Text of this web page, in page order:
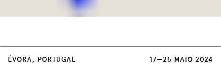
ÉVORA, PORTUGAL 17—25 MAIO 2024
custo único de 3 euros, à venda em: